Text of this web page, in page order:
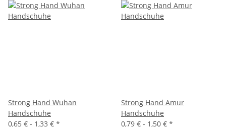
Strong Hand Wuhan
Handschuhe
0,65 € - 1,33 € *
Strong Hand Amur
Handschuhe
0,79 € - 1,50 € *